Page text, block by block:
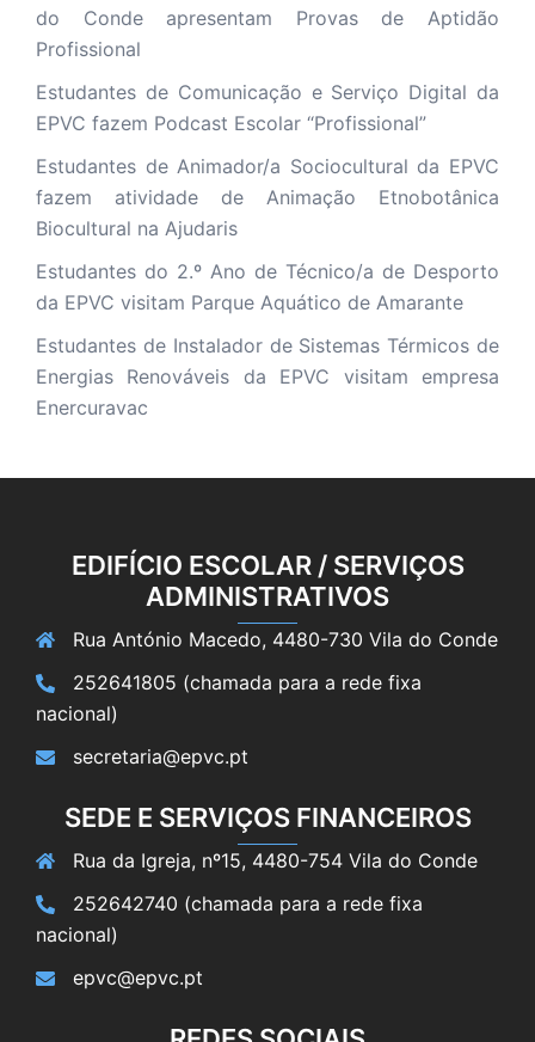
do Conde apresentam Provas de Aptidão
Profissional
Estudantes de Comunicação e Serviço Digital da
EPVC fazem Podcast Escolar “Profissional”
Estudantes de Animador/a Sociocultural da EPVC
fazem atividade de Animação Etnobotânica
Biocultural na Ajudaris
Estudantes do 2.º Ano de Técnico/a de Desporto
da EPVC visitam Parque Aquático de Amarante
Estudantes de Instalador de Sistemas Térmicos de
Energias Renováveis da EPVC visitam empresa
Enercuravac
EDIFÍCIO ESCOLAR / SERVIÇOS
ADMINISTRATIVOS
Rua António Macedo, 4480-730 Vila do Conde
252641805 (chamada para a rede fixa
nacional)
secretaria@epvc.pt
SEDE E SERVIÇOS FINANCEIROS
Rua da Igreja, nº15, 4480-754 Vila do Conde
252642740 (chamada para a rede fixa
nacional)
epvc@epvc.pt